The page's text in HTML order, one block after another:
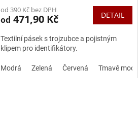
od 390 Kč bez DPH
od 471,90 Kč DETAIL
Textilní pásek s trojzubce a pojistným
klipem pro identifikátory.
Modrá Zelená Červená Tmavě modrá